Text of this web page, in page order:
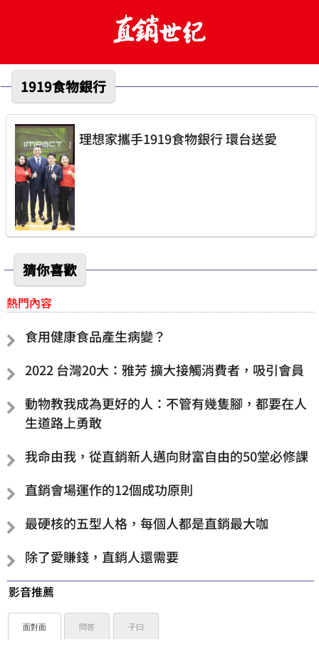
1919食物銀行
理想家攜手1919食物銀行 環台送愛
猜你喜歡
熱門內容
食用健康食品產生病變？
2022 台灣20大：雅芳 擴大接觸消費者，吸引會員
動物教我成為更好的人：不管有幾隻腳，都要在人
生道路上勇敢
我命由我，從直銷新人邁向財富自由的50堂必修課
直銷會場運作的12個成功原則
最硬核的五型人格，每個人都是直銷最大咖
除了愛賺錢，直銷人還需要
影音推薦
面對面 問答 子曰